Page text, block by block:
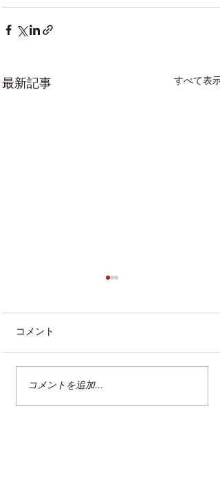
最新記事 すべて表示
整理収納アドバイザー2級
認定講座
コメント
コメントを追加…